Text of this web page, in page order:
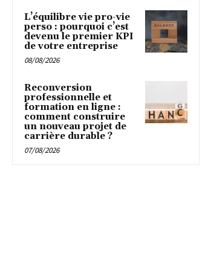
L’équilibre vie pro-vie
perso : pourquoi c’est
devenu le premier KPI
de votre entreprise
08/08/2026
Reconversion
professionnelle et
formation en ligne :
comment construire
un nouveau projet de
carrière durable ?
07/08/2026